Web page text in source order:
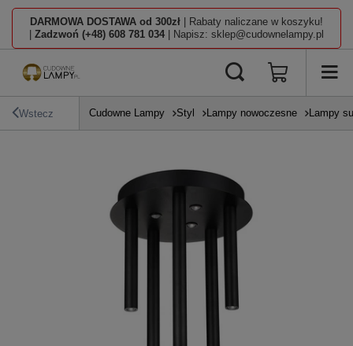
DARMOWA DOSTAWA od 300zł | Rabaty naliczane w koszyku!
Zadzwoń (+48) 608 781 034 | Napisz: sklep@cudownelampy.pl
Wstecz Cudowne Lampy Styl Lampy nowoczesne Lampy